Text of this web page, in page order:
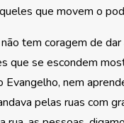
que movem o
tem coragem de dar
que se escondem
Evangelho, nem
pelas ruas com